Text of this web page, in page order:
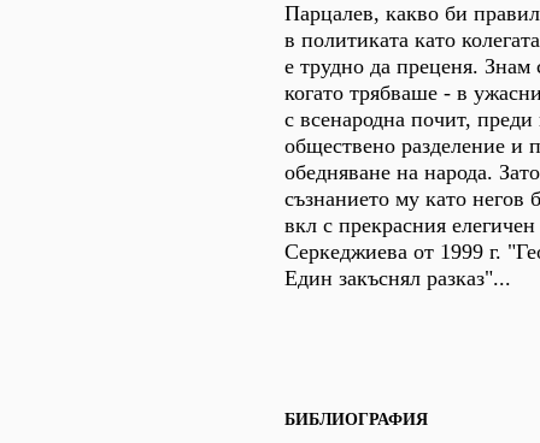
Парцалев, какво би
в политиката като
е трудно да преценя. Знам
когато трябваше - в
с всенародна почит, преди
обществено разделение и
обедняване на народа.
съзнанието му като негов
вкл с прекрасния
Серкеджиева от 1999 г.
Един закъснял разказ"...
БИБЛИОГРАФИЯ